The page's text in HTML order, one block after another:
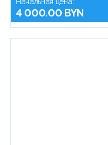
4 000.00 BYN